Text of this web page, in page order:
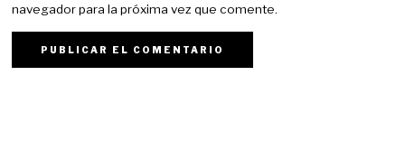
navegador para la próxima vez que comente.